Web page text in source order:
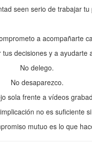
seen serio de trabajar tu
a acompañarte
tus decisiones y a ayudarte
No delego.
No desaparezco.
sola frente a vídeos
no es suficiente
mutuo es lo que